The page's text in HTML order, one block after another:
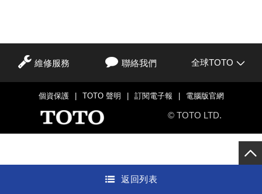
返回列表
維修服務 聯絡我們 全球TOTO
個資保護 TOTO 聲明 訂閱電子報 電腦版官網
© TOTO LTD.